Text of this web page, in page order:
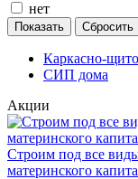
нет
Каркасно-
СИП дома
Акции
Строим под все
материнского